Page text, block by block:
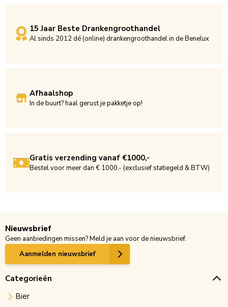
15 Jaar Beste Drankengroothandel
Al sinds 2012 dé (online) drankengroothandel in de Benelux
Afhaalshop
In de buurt? haal gerust je pakketje op!
Gratis verzending vanaf €1000,-
Bestel voor meer dan € 1000,- (exclusief statiegeld & BTW)
Nieuwsbrief
Geen aanbiedingen missen? Meld je aan voor de nieuwsbrief.
Aanmelden nieuwsbrief
Categorieën
Bier